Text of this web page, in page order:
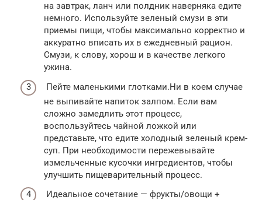
на завтрак, ланч или полдник наверняка едите
немного. Используйте зеленый смузи в эти
приемы пищи, чтобы максимально корректно и
аккуратно вписать их в ежедневный рацион.
Смузи, к слову, хорош и в качестве легкого
ужина.
Пейте маленькими глотками.Ни в коем случае
не выпивайте напиток залпом. Если вам
сложно замедлить этот процесс,
воспользуйтесь чайной ложкой или
представьте, что едите холодный зеленый крем-
суп. При необходимости пережевывайте
измельченные кусочки ингредиентов, чтобы
улучшить пищеварительный процесс.
Идеальное сочетание — фрукты/овощи +